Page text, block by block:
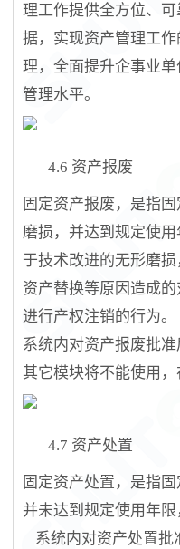
理工作提供全方位、
据，实现资产管理工
理，全面提升企事业
管理水平。
4.6 资产报废
固定资产报废，是指
磨损，并达到规定使
于技术改进的无形磨
资产替换等原因造成
进行产权注销的行为。
系统内对资产报废批准
其它模块将不能使用，
4.7 资产处置
固定资产处置，是指
并未达到规定使用年限
系统内对资产处置